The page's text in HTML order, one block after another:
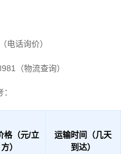
（电话询价）
（物流查询）
格（元/立
方）
运输时间（几天
到达）